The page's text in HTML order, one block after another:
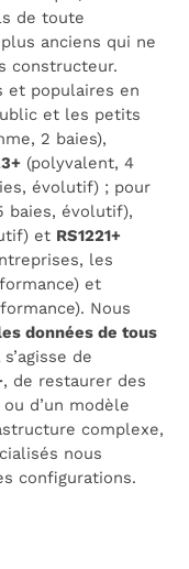
de toute
anciens qui ne
constructeur.
et populaires en
et les petits
2 baies),
(polyvalent, 4
évolutif) ; pour
baies, évolutif),
et RS1221+
les
et
Nous
données de tous
s’agisse de
, de restaurer des
ou d’un modèle
complexe,
nous
configurations.